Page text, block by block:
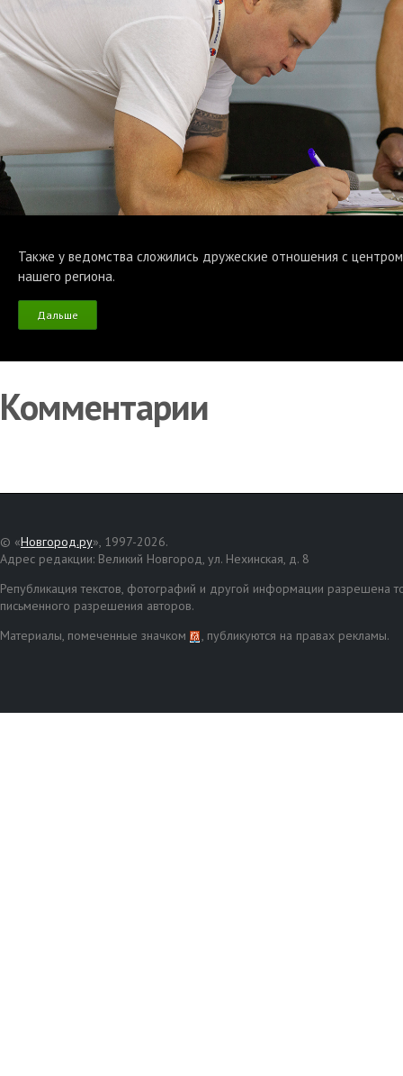
Также у ведомства сложились дружеские отношения с
нашего региона.
Дальше
Комментарии
© «Новгород.ру», 1997-2026.
Адрес редакции: Великий Новгород, ул. Нехинская, д. 8
Републикация текстов, фотографий и другой информации разрешена
письменного разрешения авторов.
Материалы, помеченные значком
, публикуются на правах рекламы.